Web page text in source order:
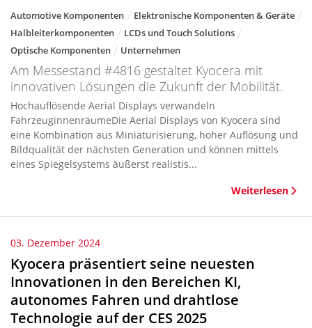
Automotive Komponenten
Elektronische Komponenten & Geräte
Halbleiterkomponenten
LCDs und Touch Solutions
Optische Komponenten
Unternehmen
Am Messestand #4816 gestaltet Kyocera mit
innovativen Lösungen die Zukunft der Mobilität.
Hochauflösende Aerial Displays verwandeln
FahrzeuginnenräumeDie Aerial Displays von Kyocera sind
eine Kombination aus Miniaturisierung, hoher Auflösung und
Bildqualität der nächsten Generation und können mittels
eines Spiegelsystems äußerst realistis...
Weiterlesen
03. Dezember 2024
Kyocera präsentiert seine neuesten
Innovationen in den Bereichen KI,
autonomes Fahren und drahtlose
Technologie auf der CES 2025